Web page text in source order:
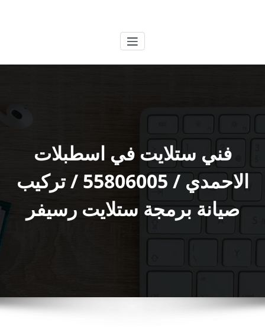
فني ستلايت في اسطبلات
الاحمدي / 55806005 / تركيب
صيانة برمجة ستلايت رسيفر